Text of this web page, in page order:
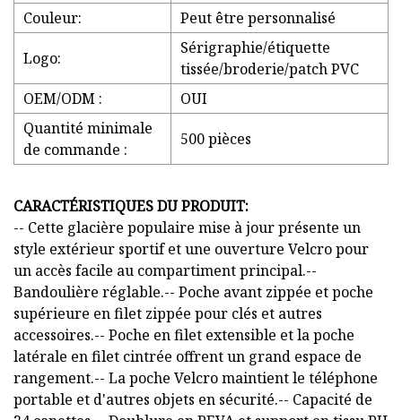
Couleur:
Peut être personnalisé
Logo:
Sérigraphie/étiquette
tissée/broderie/patch PVC
OEM/ODM :
OUI
Quantité minimale
de commande :
500 pièces
CARACTÉRISTIQUES DU PRODUIT:
-- Cette glacière populaire mise à jour présente un
style extérieur sportif et une ouverture Velcro pour
un accès facile au compartiment principal.--
Bandoulière réglable.-- Poche avant zippée et poche
supérieure en filet zippée pour clés et autres
accessoires.-- Poche en filet extensible et la poche
latérale en filet cintrée offrent un grand espace de
rangement.-- La poche Velcro maintient le téléphone
portable et d'autres objets en sécurité.-- Capacité de